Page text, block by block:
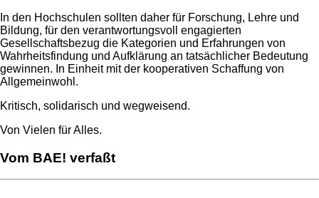
In den Hochschulen sollten daher für Forschung, Lehre und
Bildung, für den verantwortungsvoll engagierten
Gesellschaftsbezug die Kategorien und Erfahrungen von
Wahrheitsfindung und Aufklärung an tatsächlicher Bedeutung
gewinnen. In Einheit mit der kooperativen Schaffung von
Allgemeinwohl.
Kritisch, solidarisch und wegweisend.
Von Vielen für Alles.
Vom BAE! verfaßt